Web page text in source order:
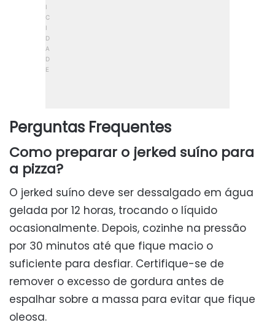
Perguntas Frequentes
Como preparar o jerked suíno para
a pizza?
O jerked suíno deve ser dessalgado em água
gelada por 12 horas, trocando o líquido
ocasionalmente. Depois, cozinhe na pressão
por 30 minutos até que fique macio o
suficiente para desfiar. Certifique-se de
remover o excesso de gordura antes de
espalhar sobre a massa para evitar que fique
oleosa.